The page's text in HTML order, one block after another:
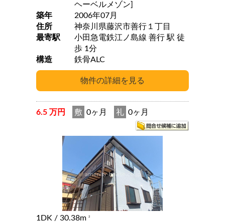
ヘーベルメゾン]
築年
2006年07月
住所
神奈川県藤沢市善行１丁目
最寄駅
小田急電鉄江ノ島線 善行 駅 徒
歩 1分
構造
鉄骨ALC
6.5 万円 敷 0ヶ月 礼 0ヶ月
1DK / 30.38m 2